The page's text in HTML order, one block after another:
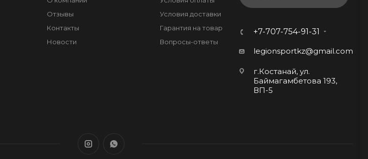
Отзывы
Контакты
Новости
Условия доставки
Гарантия на товар
Вопросы-ответы
+7-707-754-91-31
legionsportkz@gmail.com
г.Костанай, ул.
Баймагамбетова 193,
ВП-5